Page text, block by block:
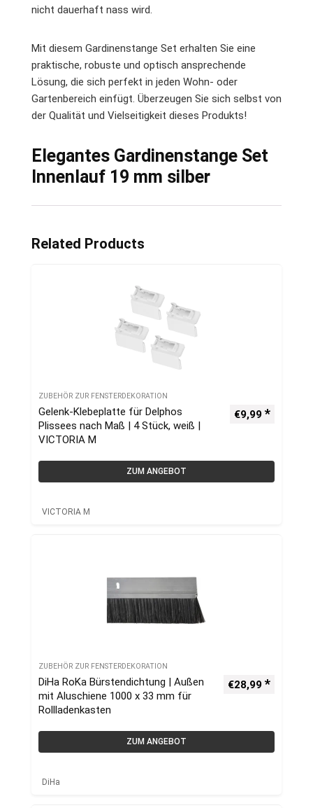
nicht dauerhaft nass wird.
Mit diesem Gardinenstange Set erhalten Sie eine
praktische, robuste und optisch ansprechende
Lösung, die sich perfekt in jeden Wohn- oder
Gartenbereich einfügt. Überzeugen Sie sich selbst von
der Qualität und Vielseitigkeit dieses Produkts!
Elegantes Gardinenstange Set
Innenlauf 19 mm silber
Related Products
ZUBEHÖR ZUR FENSTERDEKORATION
Gelenk-Klebeplatte für Delphos
Plissees nach Maß | 4 Stück, weiß |
VICTORIA M
€9,99
ZUM ANGEBOT
VICTORIA M
ZUBEHÖR ZUR FENSTERDEKORATION
DiHa RoKa Bürstendichtung | Außen
mit Aluschiene 1000 x 33 mm für
Rollladenkasten
€28,99
ZUM ANGEBOT
DiHa